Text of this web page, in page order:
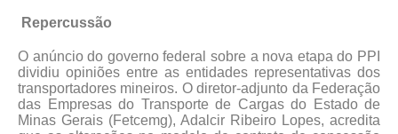
Repercussão
O anúncio do governo federal sobre a nova etapa do PPI
dividiu opiniões entre as entidades representativas dos
transportadores mineiros. O diretor-adjunto da Federação
das Empresas do Transporte de Cargas do Estado de
Minas Gerais (Fetcemg), Adalcir Ribeiro Lopes, acredita